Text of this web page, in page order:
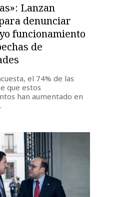
Lanzan
denunciar
funcionamiento
de
el 74% de las
que estos
han aumentado en